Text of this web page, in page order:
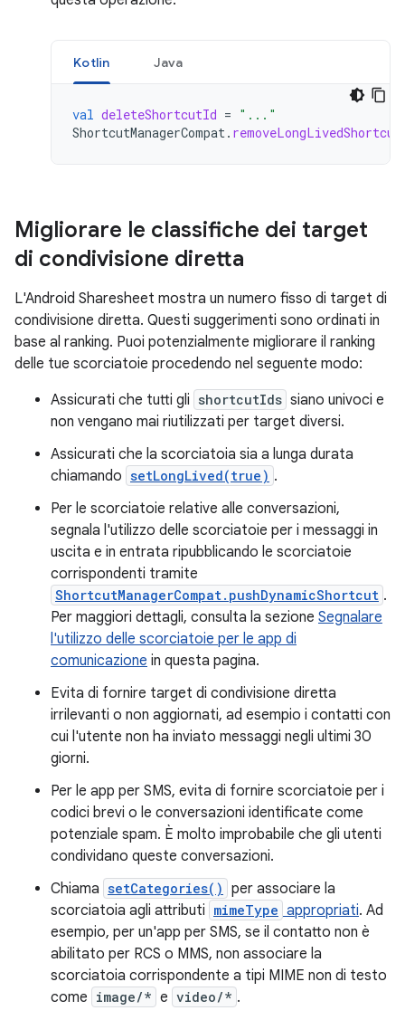
Kotlin Java
val deleteShortcutId = "..."
ShortcutManagerCompat.
Migliorare le classifiche dei target
di condivisione diretta
L'Android Sharesheet mostra un numero fisso di target di
condivisione diretta. Questi suggerimenti sono ordinati in
base al ranking. Puoi potenzialmente migliorare il ranking
delle tue scorciatoie procedendo nel seguente modo:
Assicurati che tutti gli shortcutIds siano univoci e
non vengano mai riutilizzati per target diversi.
Assicurati che la scorciatoia sia a lunga durata
chiamando setLongLived(true) .
Per le scorciatoie relative alle conversazioni,
segnala l'utilizzo delle scorciatoie per i messaggi in
uscita e in entrata ripubblicando le scorciatoie
corrispondenti tramite
ShortcutManagerCompat.pushDynamicShortcut .
Per maggiori dettagli, consulta la sezione Segnalare
l'utilizzo delle scorciatoie per le app di
comunicazione in questa pagina.
Evita di fornire target di condivisione diretta
irrilevanti o non aggiornati, ad esempio i contatti con
cui l'utente non ha inviato messaggi negli ultimi 30
giorni.
Per le app per SMS, evita di fornire scorciatoie per i
codici brevi o le conversazioni identificate come
potenziale spam. È molto improbabile che gli utenti
condividano queste conversazioni.
Chiama setCategories() per associare la
scorciatoia agli attributi mimeType appropriati. Ad
esempio, per un'app per SMS, se il contatto non è
abilitato per RCS o MMS, non associare la
scorciatoia corrispondente a tipi MIME non di testo
come image/* e video/* .